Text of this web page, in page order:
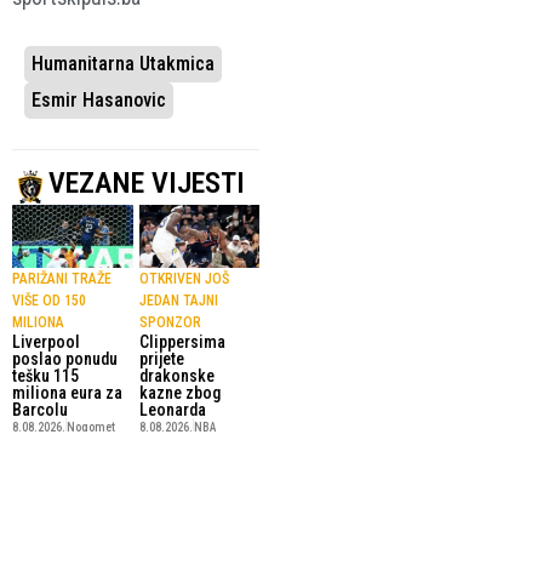
Humanitarna Utakmica
Esmir Hasanovic
VEZANE VIJESTI
PARIŽANI TRAŽE
VIŠE OD 150
MILIONA
Liverpool
poslao ponudu
tešku 115
miliona eura za
Barcolu
8.08.2026. Nogomet
OTKRIVEN JOŠ
JEDAN TAJNI
SPONZOR
Clippersima
prijete
drakonske
kazne zbog
Leonarda
8.08.2026. NBA